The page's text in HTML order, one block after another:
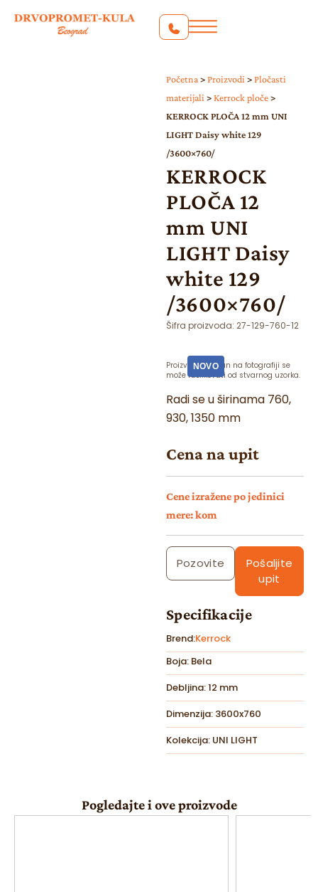
Početna > Proizvodi > Pločasti
materijali > Kerrock ploče >
KERROCK PLOČA 12 mm UNI
LIGHT Daisy white 129
/3600×760/
KERROCK
PLOČA 12
mm UNI
LIGHT Daisy
white 129
/3600×760/
Šifra proizvoda: 27-129-760-12
NOVO
Proizvod prikazan na fotografiji se
može razlikovati od stvarnog uzorka.
Radi se u širinama 760,
930, 1350 mm
Cena na upit
Cene izražene po jedinici
mere: kom
Pozovite
Pošaljite
upit
Specifikacije
Brend:Kerrock
Boja: Bela
Debljina: 12 mm
Dimenzija: 3600x760
Kolekcija: UNI LIGHT
Pogledajte i ove proizvode